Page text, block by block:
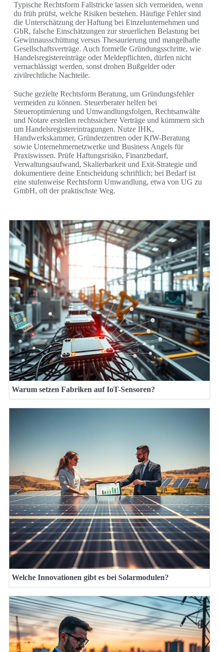
Typische Rechtsform Fallstricke lassen sich vermeiden, wenn
du früh prüfst, welche Risiken bestehen. Häufige Fehler sind
die Unterschätzung der Haftung bei Einzelunternehmen und
GbR, falsche Einschätzungen zur steuerlichen Belastung bei
Gewinnausschüttung versus Thesaurierung und mangelhafte
Gesellschaftsverträge. Auch formelle Gründungsschritte, wie
Handelsregistereinträge oder Meldepflichten, dürfen nicht
vernachlässigt werden, sonst drohen Bußgelder oder
zivilrechtliche Nachteile.
Suche gezielte Rechtsform Beratung, um Gründungsfehler
vermeiden zu können. Steuerberater helfen bei
Steueroptimierung und Umwandlungsfolgen, Rechtsanwälte
und Notare erstellen rechtssichere Verträge und kümmern sich
um Handelsregistereintragungen. Nutze IHK,
Handwerkskammer, Gründerzentren oder KfW-Beratung
sowie Unternehmernetzwerke und Business Angels für
Praxiswissen. Prüfe Haftungsrisiko, Finanzbedarf,
Verwaltungsaufwand, Skalierbarkeit und Exit-Strategie und
dokumentiere deine Entscheidung schriftlich; bei Bedarf ist
eine stufenweise Rechtsform Umwandlung, etwa von UG zu
GmbH, oft der praktischste Weg.
Warum setzen Fabriken auf IoT-Sensoren?
Welche Innovationen gibt es bei Solarmodulen?